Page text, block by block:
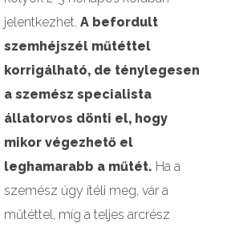
jelentkezhet.A befordult
szemhéjszél műtéttel
korrigálható, de ténylegesen
a szemész specialista
állatorvos dönti el, hogy
mikor végezhető el
leghamarabb a műtét. Ha a
szemész úgy ítéli meg, vár a
műtéttel, míg a teljes arcrész